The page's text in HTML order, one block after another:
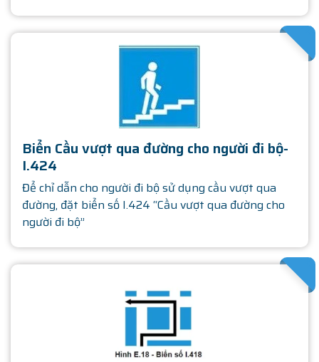
Biển Cầu vượt qua đường cho người đi bộ-
I.424
Để chỉ dẫn cho người đi bộ sử dụng cầu vượt qua
đường, đặt biển số I.424 “Cầu vượt qua đường cho
người đi bộ”